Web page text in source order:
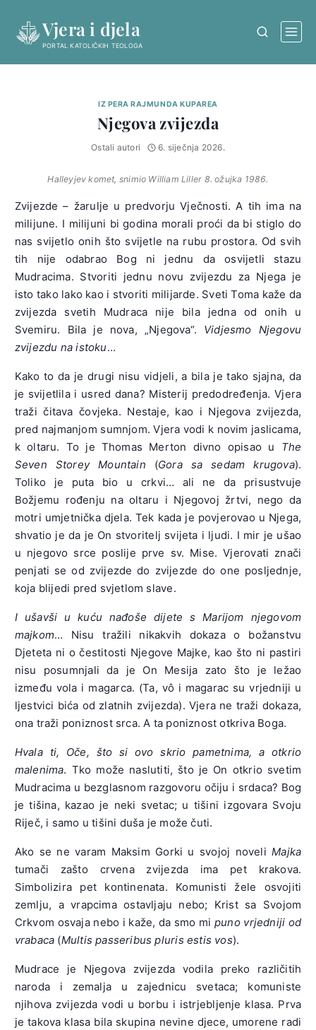
content
Vjera i djela
PORTAL KATOLIČKIH TEOLOGA
IZ PERA RAJMUNDA KUPAREA
Njegova zvijezda
Ostali autori 6. siječnja 2026.
Halleyjev komet, snimio William Liller 8. ožujka 1986.
Zvijezde – žarulje u predvorju Vječnosti. A tih ima na
milijune. I milijuni bi godina morali proći da bi stiglo do
nas svijetlo onih što svijetle na rubu prostora. Od svih
tih nije odabrao Bog ni jednu da osvijetli stazu
Mudracima. Stvoriti jednu novu zvijezdu za Njega je
isto tako lako kao i stvoriti milijarde. Sveti Toma kaže da
zvijezda svetih Mudraca nije bila jedna od onih u
Svemiru. Bila je nova, „Njegova“. Vidjesmo Njegovu
zvijezdu na istoku…
Kako to da je drugi nisu vidjeli, a bila je tako sjajna, da
je svijetlila i usred dana? Misterij predodređenja. Vjera
traži čitava čovjeka. Nestaje, kao i Njegova zvijezda,
pred najmanjom sumnjom. Vjera vodi k novim jaslicama,
k oltaru. To je Thomas Merton divno opisao u The
Seven Storey Mountain (Gora sa sedam krugova).
Toliko je puta bio u crkvi… ali ne da prisustvuje
Božjemu rođenju na oltaru i Njegovoj žrtvi, nego da
motri umjetnička djela. Tek kada je povjerovao u Njega,
shvatio je da je On stvoritelj svijeta i ljudi. I mir je ušao
u njegovo srce poslije prve sv. Mise. Vjerovati znači
penjati se od zvijezde do zvijezde do one posljednje,
koja blijedi pred svjetlom slave.
I ušavši u kuću nađoše dijete s Marijom njegovom
majkom… Nisu tražili nikakvih dokaza o božanstvu
Djeteta ni o čestitosti Njegove Majke, kao što ni pastiri
nisu posumnjali da je On Mesija zato što je ležao
između vola i magarca. (Ta, vô i magarac su vrjedniji u
ljestvici bića od zlatnih zvijezda). Vjera ne traži dokaza,
ona traži poniznost srca. A ta poniznost otkriva Boga.
Hvala ti, Oče, što si ovo skrio pametnima, a otkrio
malenima. Tko može naslutiti, što je On otkrio svetim
Mudracima u bezglasnom razgovoru očiju i srdaca? Bog
je tišina, kazao je neki svetac; u tišini izgovara Svoju
Riječ, i samo u tišini duša je može čuti.
Ako se ne varam Maksim Gorki u svojoj noveliMajka
tumači zašto crvena zvijezda ima pet krakova.
Simbolizira pet kontinenata. Komunisti žele osvojiti
zemlju, a vrapcima ostavljaju nebo; Krist sa Svojom
Crkvom osvaja nebo i kaže, da smo mipuno vrjedniji od
vrabaca (Multis passeribus pluris estis vos).
Mudrace je Njegova zvijezda vodila preko različitih
naroda i zemalja u zajednicu svetaca; komuniste
njihova zvijezda vodi u borbu i istrjebljenje klasa. Prva
je takova klasa bila skupina nevine djece, umorene radi